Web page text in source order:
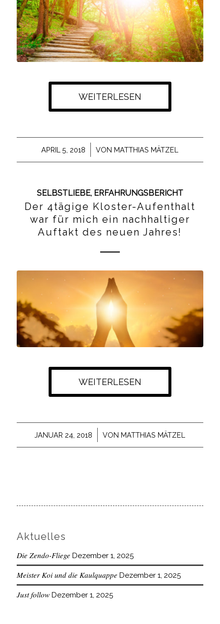
WEITERLESEN
APRIL 5, 2018
/ VON MATTHIAS MÄTZEL
SELBSTLIEBE, ERFAHRUNGSBERICHT
Der 4tägige Kloster-Aufenthalt
war für mich ein nachhaltiger
Auftakt des neuen Jahres!
WEITERLESEN
JANUAR 24, 2018
/ VON MATTHIAS MÄTZEL
Aktuelles
Die Zendo-Fliege Dezember 1, 2025
Meister Koi und die Kaulquappe Dezember 1, 2025
Just follow Dezember 1, 2025